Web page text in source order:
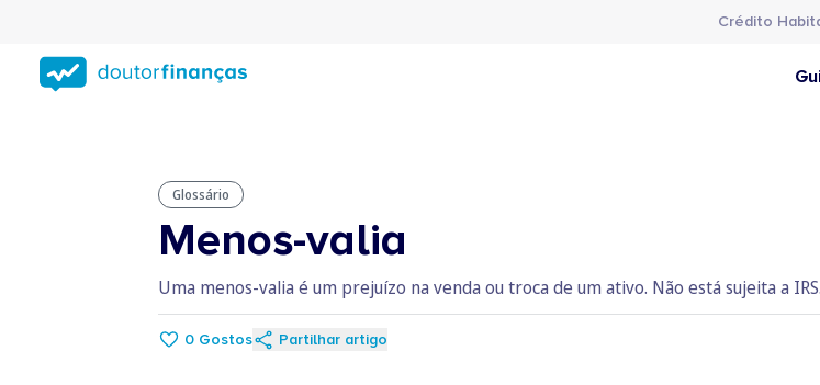
conteúdo
principal
Crédito
Glossário
Menos-valia
Uma menos-valia é um prejuízo na venda ou troca de um ativo. Não está sujeita a IRS.
0 Gostos Partilhar artigo